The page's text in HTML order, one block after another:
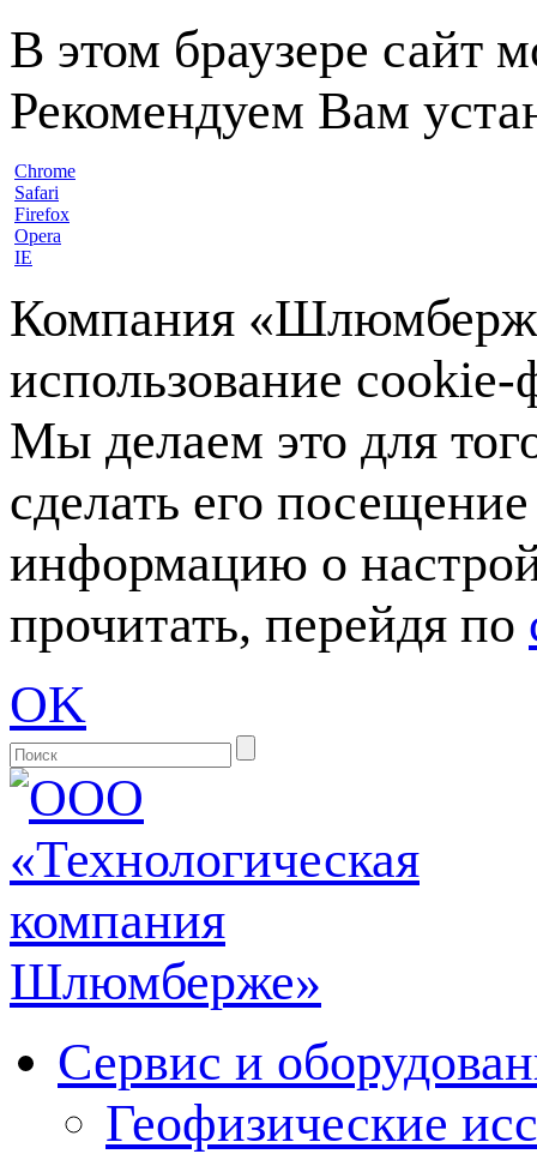
В этом браузере сайт
Рекомендуем Вам
Chrome
Safari
Firefox
Opera
IE
Компания
использование
Мы делаем это для
сделать его
информацию о
прочитать, перейдя по
OK
Сервис и
Геофизические